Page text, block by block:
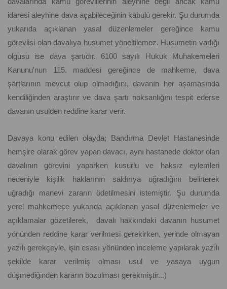
idaresi aleyhine dava açabileceğinin kabulü gerekir. Şu durumda
yukarıda açıklanan yasal düzenlemeler gereğince kamu
görevlisi olan davalıya husumet yöneltilemez. Husumetin varlığı
olgusu ise dava şartıdır. 6100 sayılı Hukuk Muhakemeleri
Kanunu'nun 115. maddesi gereğince de mahkeme, dava
şartlarının mevcut olup olmadığını, davanın her aşamasında
kendiliğinden araştırır ve dava şartı noksanlığını tespit ederse
davanın usulden reddine karar verir.
Davaya konu edilen olayda; Bandırma Devlet Hastanesinde
hemşire olarak görev yapan davacı, aynı hastanede doktor olan
davalının görevini yaparken kusurlu ve haksız eylemleri
nedeniyle kişilik haklarının saldırıya uğradığını belirterek
uğradığı manevi zararın ödetilmesini istemiştir. Şu durumda
yerel mahkemece yukarıda açıklanan yasal düzenlemeler ve
açıklamalar gözetilerek, davalı hakkındaki davanın husumet
yönünden reddine karar verilmesi gerekirken, yerinde olmayan
yazılı gerekçeyle, işin esası yönünden inceleme yapılarak yazılı
şekilde karar verilmiş olması usul ve yasaya uygun
düşmediğinden kararın bozulması gerekmiştir...)